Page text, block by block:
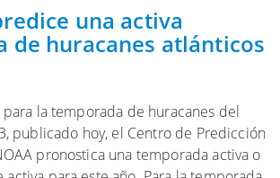
una activa
de huracanes atlánticos
la temporada de huracanes del
publicado hoy, el Centro de Predicción
pronostica una temporada activa o